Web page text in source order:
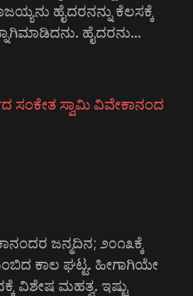
ಹೈದರನನ್ನು ಕೆಲಸಕ್ಕೆ
ಹೈದರನು…
ಸ್ವಾಮಿ ವಿವೇಕಾನಂದ
ಜನ್ಮದಿನ; ೨೦೧೩ಕ್ಕೆ
ಕಾಲ ಘಟ್ಟ. ಹೀಗಾಗಿಯೇ
ವಿಶೇಷ ಮಹತ್ವ. ಇಷ್ಟು